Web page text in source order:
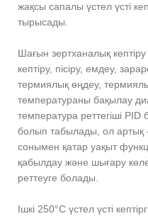
жақсы сапалы үстел үсті
тырысады.
Шағын зертханалық
кептіру, пісіру, емдеу,
термиялық өңдеу,
температураны бақылау
температура реттегіші
болып табылады, ол артық
сонымен қатар уақыт
қабылдау және шығару
реттеуге болады.
Ішкі 250°С үстел үсті